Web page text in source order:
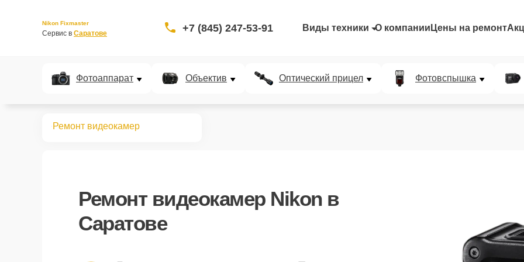
Nikon Fixmaster
Сервис в Саратове +7 (845) 247-53-91 Виды техники О компании Цены на ремонт
Фотоаппарат Объектив Оптический прицел Фотовспышка
Ремонт видеокамер
Ремонт видеокамер Nikonв
Саратове